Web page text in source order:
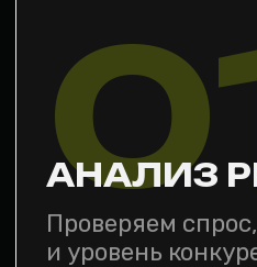
и контент набирают силу.